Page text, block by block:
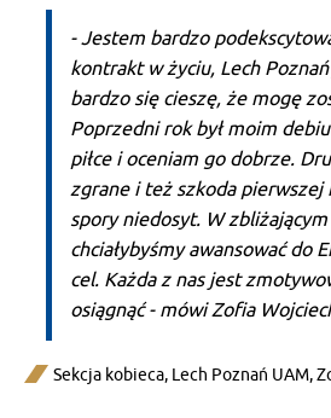
- Jestem bardzo
kontrakt w życiu, Lech
bardzo się cieszę, że mogę
Poprzedni rok był moim
piłce i oceniam go dobrze.
zgrane i też szkoda pierwszej
spory niedosyt. W
chciałybyśmy awansować do
cel. Każda z nas jest
osiągnąć - mówi Zofia
Sekcja kobieca, Lech Poznań UAM,